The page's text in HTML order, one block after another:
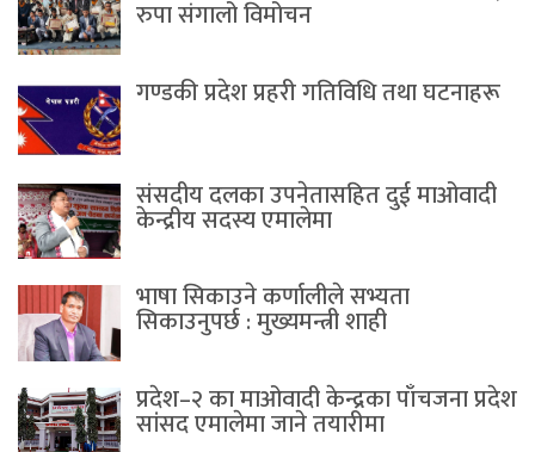
रुपा संगालो विमोचन
गण्डकी प्रदेश प्रहरी गतिविधि तथा घटनाहरू
संसदीय दलका उपनेतासहित दुई माओवादी
केन्द्रीय सदस्य एमालेमा
भाषा सिकाउने कर्णालीले सभ्यता
सिकाउनुपर्छ : मुख्यमन्त्री शाही
प्रदेश–२ का माओवादी केन्द्रका पाँचजना प्रदेश
सांसद एमालेमा जाने तयारीमा